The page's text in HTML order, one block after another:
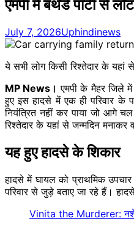
एमपी में बर्थडे पार्टी से
July 7, 2026Uphindinews
ये सभी लोग किसी रिश्तेदार के यहां
MP News। एमपी के मैहर जिले में
हुए इस हादसे में एक ही परिवार
नियंत्रित नहीं कर पाया जो आगे
रिश्तेदार के यहां से जन्मदिन मनाकर
यह हुए हादसे के शिकार
हादसे में घायल को प्राथमिक
परिवार से जुड़े बताए जा रहे हैं।
Vinita the Murderer: नशे